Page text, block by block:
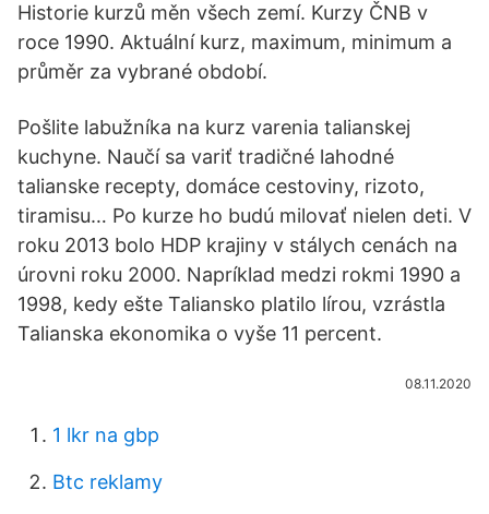
Historie kurzů měn všech zemí. Kurzy ČNB v
roce 1990. Aktuální kurz, maximum, minimum a
průměr za vybrané období.
Pošlite labužníka na kurz varenia talianskej
kuchyne. Naučí sa variť tradičné lahodné
talianske recepty, domáce cestoviny, rizoto,
tiramisu… Po kurze ho budú milovať nielen deti. V
roku 2013 bolo HDP krajiny v stálych cenách na
úrovni roku 2000. Napríklad medzi rokmi 1990 a
1998, kedy ešte Taliansko platilo lírou, vzrástla
Talianska ekonomika o vyše 11 percent.
08.11.2020
1 lkr na gbp
Btc reklamy